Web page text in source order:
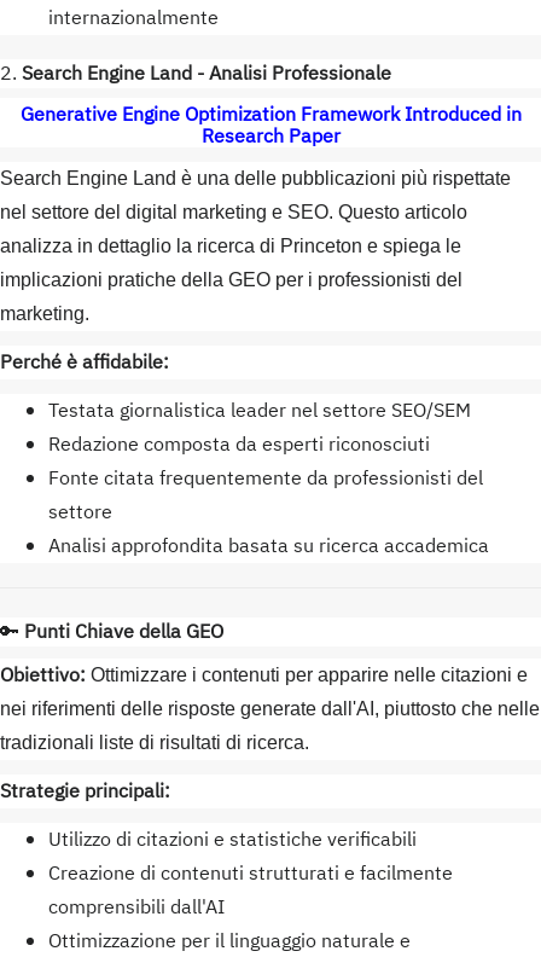
internazionalmente
2. Search Engine Land - Analisi Professionale
Generative Engine Optimization Framework Introduced in
Research Paper
Search Engine Land è una delle pubblicazioni più rispettate
nel settore del digital marketing e SEO. Questo articolo
analizza in dettaglio la ricerca di Princeton e spiega le
implicazioni pratiche della GEO per i professionisti del
marketing.
Perché è affidabile:
Testata giornalistica leader nel settore SEO/SEM
Redazione composta da esperti riconosciuti
Fonte citata frequentemente da professionisti del
settore
Analisi approfondita basata su ricerca accademica
🔑 Punti Chiave della GEO
Obiettivo: Ottimizzare i contenuti per apparire nelle citazioni e
nei riferimenti delle risposte generate dall'AI, piuttosto che nelle
tradizionali liste di risultati di ricerca.
Strategie principali:
Utilizzo di citazioni e statistiche verificabili
Creazione di contenuti strutturati e facilmente
comprensibili dall'AI
Ottimizzazione per il linguaggio naturale e